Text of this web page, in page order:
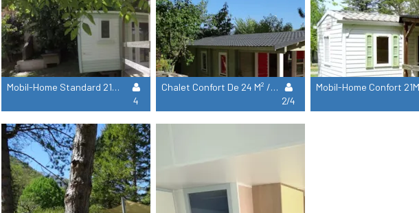
Mobil-Home Standard 21M² / 2 Chambres - Terrasse
4
Chalet Confort De 24 M² / 2 Chambres - Terrasse Couverte
2/4